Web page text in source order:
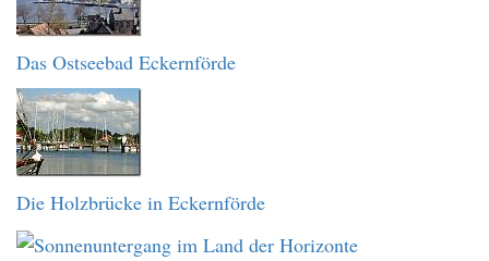
Das Ostseebad Eckernförde
Die Holzbrücke in Eckernförde